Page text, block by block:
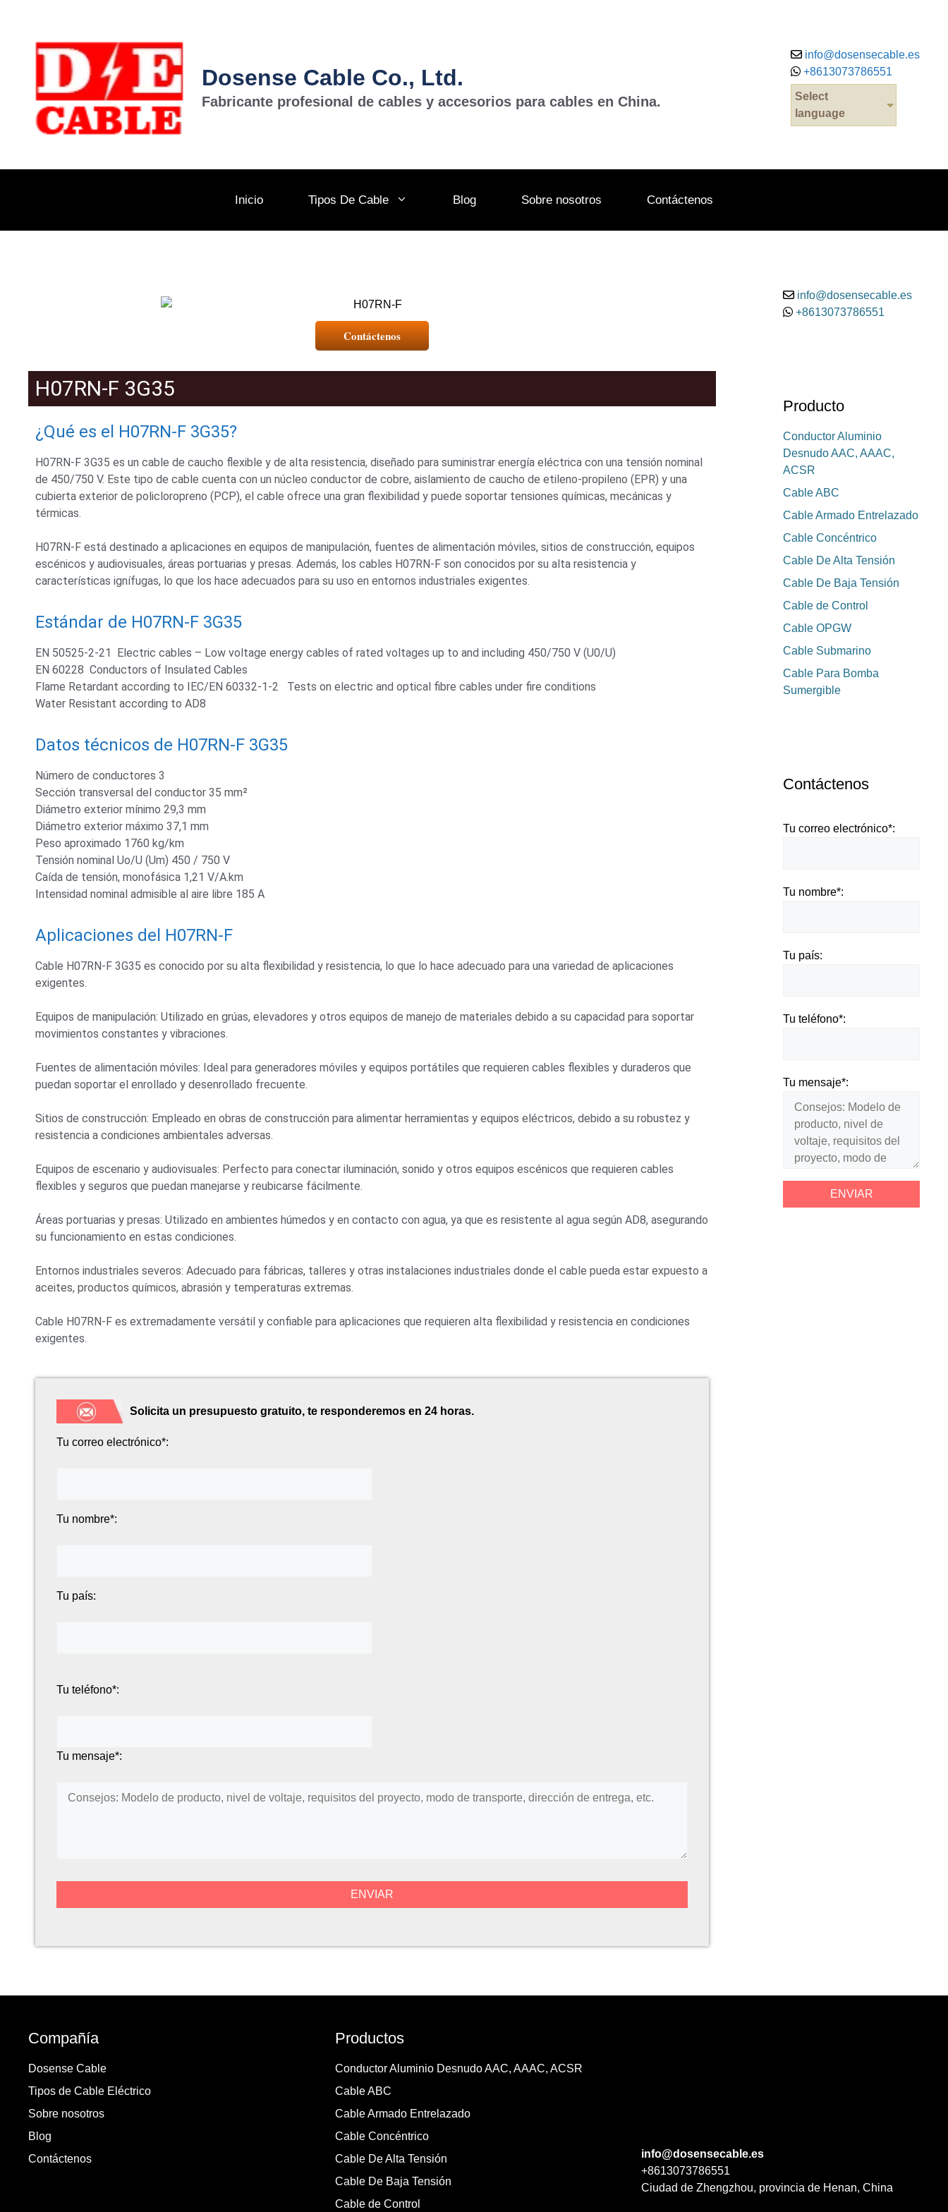
Dosense Cable Co., Ltd.
Fabricante profesional de cables y accesorios para cables en China.
info@dosensecable.es
+8613073786551
Select
language
Inicio Tipos De Cable Blog Sobre nosotros Contáctenos
Contáctenos
H07RN-F 3G35
¿Qué es el H07RN-F 3G35?
H07RN-F 3G35 es un cable de caucho flexible y de alta resistencia, diseñado para suministrar energía eléctrica con una tensión nominal
de 450/750 V. Este tipo de cable cuenta con un núcleo conductor de cobre, aislamiento de caucho de etileno-propileno (EPR) y una
cubierta exterior de policloropreno (PCP), el cable ofrece una gran flexibilidad y puede soportar tensiones químicas, mecánicas y
térmicas.
H07RN-F está destinado a aplicaciones en equipos de manipulación, fuentes de alimentación móviles, sitios de construcción, equipos
escénicos y audiovisuales, áreas portuarias y presas. Además, los cables H07RN-F son conocidos por su alta resistencia y
características ignífugas, lo que los hace adecuados para su uso en entornos industriales exigentes.
Estándar de H07RN-F 3G35
EN 50525-2-21 Electric cables – Low voltage energy cables of rated voltages up to and including 450/750 V (U0/U)
EN 60228 Conductors of Insulated Cables
Flame Retardant according to IEC/EN 60332-1-2 Tests on electric and optical fibre cables under fire conditions
Water Resistant according to AD8
Datos técnicos de H07RN-F 3G35
Número de conductores 3
Sección transversal del conductor 35 mm²
Diámetro exterior mínimo 29,3 mm
Diámetro exterior máximo 37,1 mm
Peso aproximado 1760 kg/km
Tensión nominal Uo/U (Um) 450 / 750 V
Caída de tensión, monofásica 1,21 V/A.km
Intensidad nominal admisible al aire libre 185 A
Aplicaciones del H07RN-F
Cable H07RN-F 3G35 es conocido por su alta flexibilidad y resistencia, lo que lo hace adecuado para una variedad de aplicaciones
exigentes.
Equipos de manipulación: Utilizado en grúas, elevadores y otros equipos de manejo de materiales debido a su capacidad para soportar
movimientos constantes y vibraciones.
Fuentes de alimentación móviles: Ideal para generadores móviles y equipos portátiles que requieren cables flexibles y duraderos que
puedan soportar el enrollado y desenrollado frecuente.
Sitios de construcción: Empleado en obras de construcción para alimentar herramientas y equipos eléctricos, debido a su robustez y
resistencia a condiciones ambientales adversas.
Equipos de escenario y audiovisuales: Perfecto para conectar iluminación, sonido y otros equipos escénicos que requieren cables
flexibles y seguros que puedan manejarse y reubicarse fácilmente.
Áreas portuarias y presas: Utilizado en ambientes húmedos y en contacto con agua, ya que es resistente al agua según AD8, asegurando
su funcionamiento en estas condiciones.
Entornos industriales severos: Adecuado para fábricas, talleres y otras instalaciones industriales donde el cable pueda estar expuesto a
aceites, productos químicos, abrasión y temperaturas extremas.
Cable H07RN-F es extremadamente versátil y confiable para aplicaciones que requieren alta flexibilidad y resistencia en condiciones
exigentes.
Solicita un presupuesto gratuito, te responderemos en 24 horas.
Tu correo electrónico*:
Tu nombre*:
Tu país:
Tu teléfono*:
Tu mensaje*:
info@dosensecable.es
+8613073786551
Producto
Conductor Aluminio
Desnudo AAC, AAAC,
ACSR
Cable ABC
Cable Armado Entrelazado
Cable Concéntrico
Cable De Alta Tensión
Cable De Baja Tensión
Cable de Control
Cable OPGW
Cable Submarino
Cable Para Bomba
Sumergible
Contáctenos
Tu correo electrónico*:
Tu nombre*:
Tu país:
Tu teléfono*:
Tu mensaje*:
Compañía
Dosense Cable
Tipos de Cable Eléctrico
Sobre nosotros
Blog
Contáctenos
Productos
Conductor Aluminio Desnudo AAC, AAAC, ACSR
Cable ABC
Cable Armado Entrelazado
Cable Concéntrico
Cable De Alta Tensión
Cable De Baja Tensión
Cable de Control
info@dosensecable.es
+8613073786551
Ciudad de Zhengzhou, provincia de Henan, China